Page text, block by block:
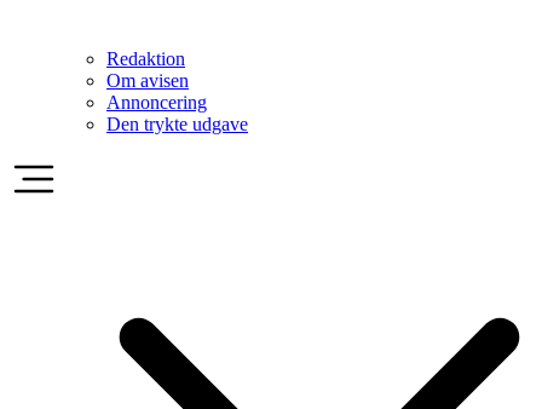
Redaktion
Om avisen
Annoncering
Den trykte udgave